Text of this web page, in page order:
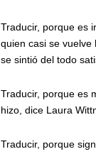
Traducir, porque es
quien casi se vuelve
se sintió del todo
Traducir, porque es
hizo, dice Laura
Traducir, porque